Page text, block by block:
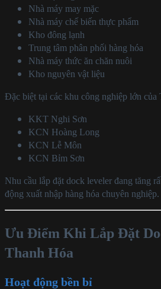
Nhà máy may mặc
Nhà máy chế biến thực phẩm
Kho đông lạnh
Trung tâm phân phối hàng hóa
Nhà máy thức ăn chăn nuôi
Kho nguyên vật liệu
Đặc biệt tại các khu công nghiệp lớn của
KKT Nghi Sơn
KCN Hoàng Long
KCN Lễ Môn
KCN Bỉm Sơn
Nhu cầu lắp đặt dock leveler đang tăng
động xuất nhập hàng hóa chuyên nghiệp.
Ưu Điểm Khi Lắp Đặt
Thanh Hóa
Hoạt động bền bỉ